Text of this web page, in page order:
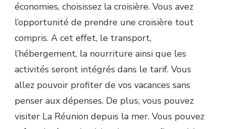
économies, choisissez la croisière. Vous avez
l’opportunité de prendre une croisière tout
compris. A cet effet, le transport,
l’hébergement, la nourriture ainsi que les
activités seront intégrés dans le tarif. Vous
allez pouvoir profiter de vos vacances sans
penser aux dépenses. De plus, vous pouvez
visiter La Réunion depuis la mer. Vous pouvez